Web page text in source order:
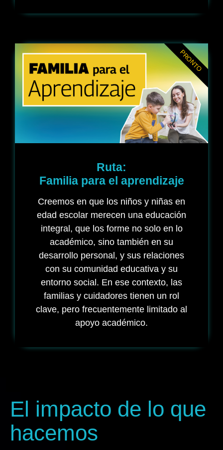
Ruta:
Familia para el aprendizaje
Creemos en que los niños y niñas en
edad escolar merecen una educación
integral, que los forme no solo en lo
académico, sino también en su
desarrollo personal, y sus relaciones
con su comunidad educativa y su
entorno social. En ese contexto, las
familias y cuidadores tienen un rol
clave, pero frecuentemente limitado al
apoyo académico.
PRONTO
El impacto de lo que
hacemos